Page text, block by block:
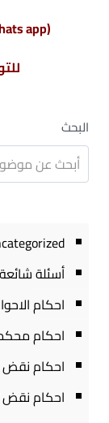
(whats app ) واتس أب : 201220615243+
البحث
أسئلة شائعة
احكام
احكام
احكام نقض
احكام نقض